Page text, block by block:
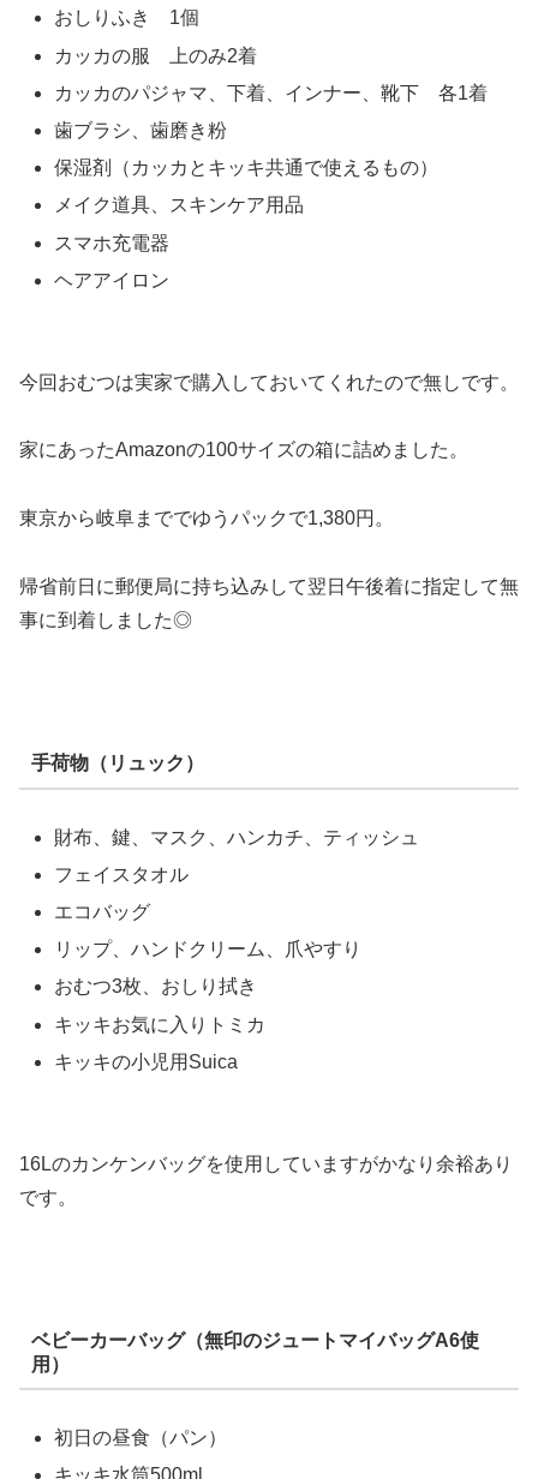
おしりふき 1個
カッカの服 上のみ2着
カッカのパジャマ、下着、インナー、靴下 各1着
歯ブラシ、歯磨き粉
保湿剤（カッカとキッキ共通で使えるもの）
メイク道具、スキンケア用品
スマホ充電器
ヘアアイロン
今回おむつは実家で購入しておいてくれたので無しです。
家にあったAmazonの100サイズの箱に詰めました。
東京から岐阜まででゆうパックで1,380円。
帰省前日に郵便局に持ち込みして翌日午後着に指定して無
事に到着しました◎
手荷物（リュック）
財布、鍵、マスク、ハンカチ、ティッシュ
フェイスタオル
エコバッグ
リップ、ハンドクリーム、爪やすり
おむつ3枚、おしり拭き
キッキお気に入りトミカ
キッキの小児用Suica
16Lのカンケンバッグを使用していますがかなり余裕あり
です。
ベビーカーバッグ（無印のジュートマイバッグA6使
用）
初日の昼食（パン）